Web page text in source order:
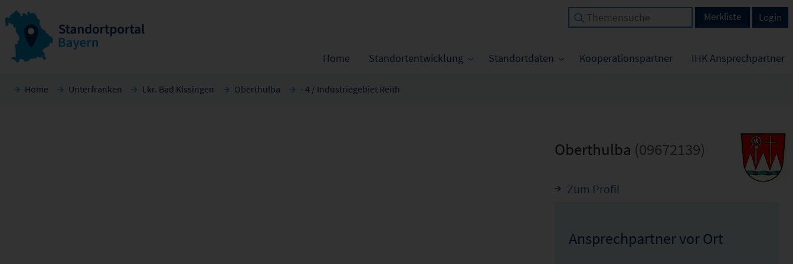
Home Standortentwicklung Standortdaten Kooperationspartner IHK Ansprechpartner
Login
Merkliste
Home Unterfranken Lkr. Bad Kissingen Oberthulba - 4 / Industriegebiet Reith
Oberthulba (09672139)
Zum Profil
Ansprechpartner vor Ort